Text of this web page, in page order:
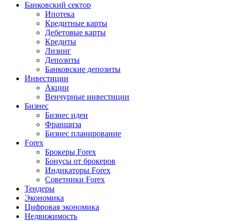
Банковский сектор
Ипотека
Кредитные карты
Дебетовые карты
Кредиты
Лизинг
Депозиты
Банковские депозиты
Инвестиции
Акции
Венчурные инвестиции
Бизнес
Бизнес идеи
Франшиза
Бизнес планирование
Forex
Брокеры Forex
Бонусы от брокеров
Индикаторы Forex
Советники Forex
Тендеры
Экономика
Цифровая экономика
Недвижимость